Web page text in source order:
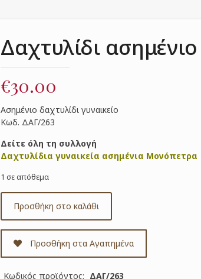
Δαχτυλίδι
€30.00
Ασημένιο δαχτυλίδι γυναικείο
Κωδ. ΔΑΓ/263
Δείτε όλη τη συλλογή
Δαχτυλίδια γυναικεία ασημένια Μονόπετρα
1 σε απόθεμα
Προσθήκη στο καλάθι
Προσθήκη στα Αγαπημένα
Κωδικός προϊόντος: ΔΑΓ/263